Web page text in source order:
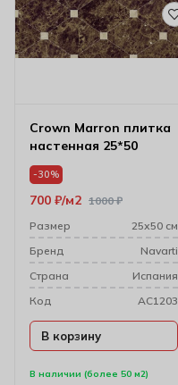
Crown Marron плитка
настенная 25*50
В наличии (более 50 м2)
-30%
1000₽
700 ₽ м2
Размер
25х50 см
Бренд
Navarti
Cтрана
Испания
Код
AC1203
В корзину